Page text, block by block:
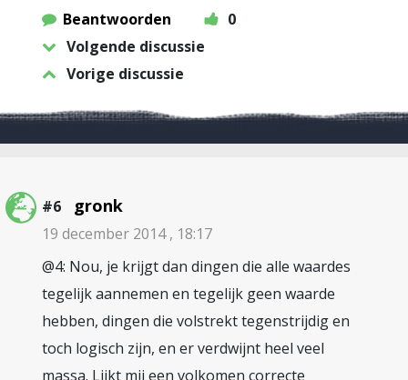
Beantwoorden
0
Volgende discussie
Vorige discussie
#6 gronk
19 december 2014 , 18:17
@4: Nou, je krijgt dan dingen die alle waardes
tegelijk aannemen en tegelijk geen waarde
hebben, dingen die volstrekt tegenstrijdig en
toch logisch zijn, en er verdwijnt heel veel
massa. Lijkt mij een volkomen correcte